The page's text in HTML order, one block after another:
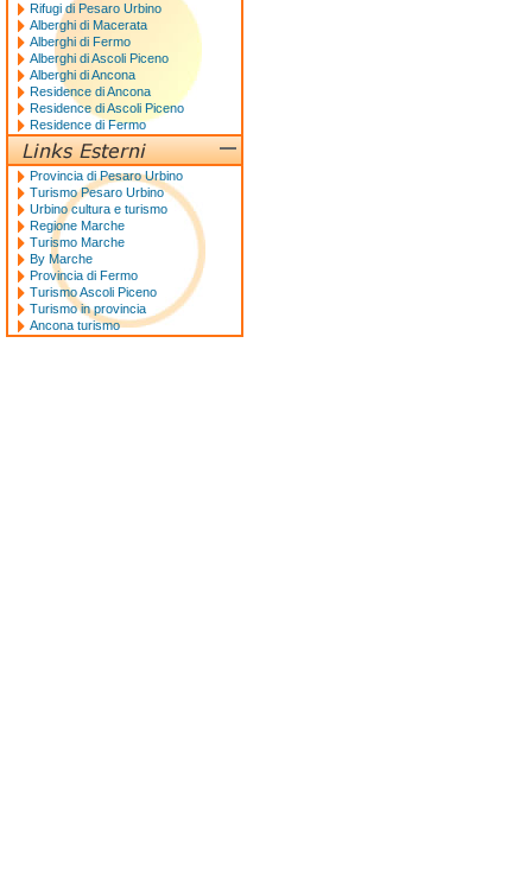
Rifugi di Pesaro Urbino
Alberghi di Macerata
Alberghi di Fermo
Alberghi di Ascoli Piceno
Alberghi di Ancona
Residence di Ancona
Residence di Ascoli Piceno
Residence di Fermo
Provincia di Pesaro Urbino
Turismo Pesaro Urbino
Urbino cultura e turismo
Regione Marche
Turismo Marche
By Marche
Provincia di Fermo
Turismo Ascoli Piceno
Turismo in provincia
Ancona turismo